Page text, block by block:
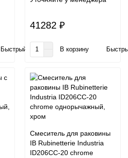
Быстрый заказ
41282 ₽
В корзину
Смеситель для раковины
IB Rubinetterie Industria
ID206CC-20 chrome